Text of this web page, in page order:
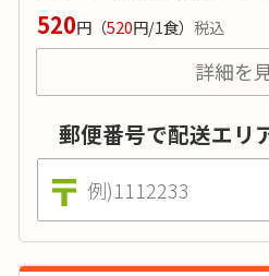
520円 （520円/1食）税込
糖尿病･糖尿病予備軍の
替わりメニューで飽きず
けます。
詳細を
郵便番号で配送エリ